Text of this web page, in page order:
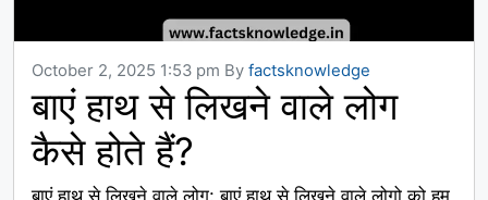
October 2, 2025 1:53 pm By factsknowledge
बाएं हाथ से लिखने वाले लोग
कैसे होते हैं?